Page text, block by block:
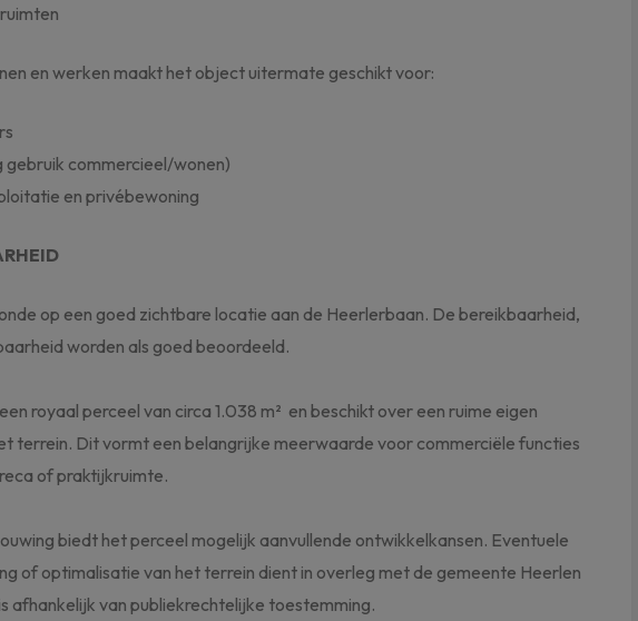
en werken maakt het object uitermate geschikt voor:
gebruik commercieel/wonen)
en privébewoning
op een goed zichtbare locatie aan de Heerlerbaan. De bereikbaarheid,
worden als goed beoordeeld.
royaal perceel van circa 1.038 m² en beschikt over een ruime eigen
terrein. Dit vormt een belangrijke meerwaarde voor commerciële functies
of praktijkruimte.
biedt het perceel mogelijk aanvullende ontwikkelkansen. Eventuele
of optimalisatie van het terrein dient in overleg met de gemeente Heerlen
afhankelijk van publiekrechtelijke toestemming.